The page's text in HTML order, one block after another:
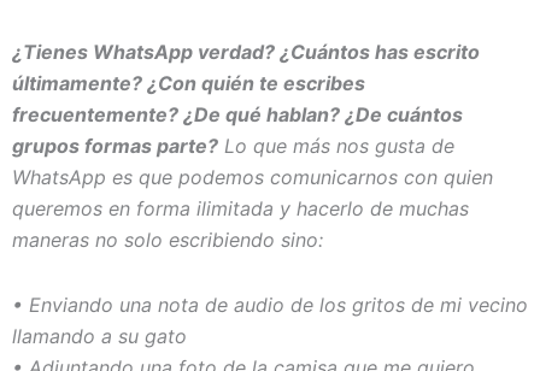
¿Tienes WhatsApp verdad? ¿Cuántos has escrito
últimamente? ¿Con quién te escribes
frecuentemente? ¿De qué hablan? ¿De cuántos
grupos formas parte? Lo que más nos gusta de
WhatsApp es que podemos comunicarnos con quien
queremos en forma ilimitada y hacerlo de muchas
maneras no solo escribiendo sino:
• Enviando una nota de audio de los gritos de mi vecino
llamando a su gato